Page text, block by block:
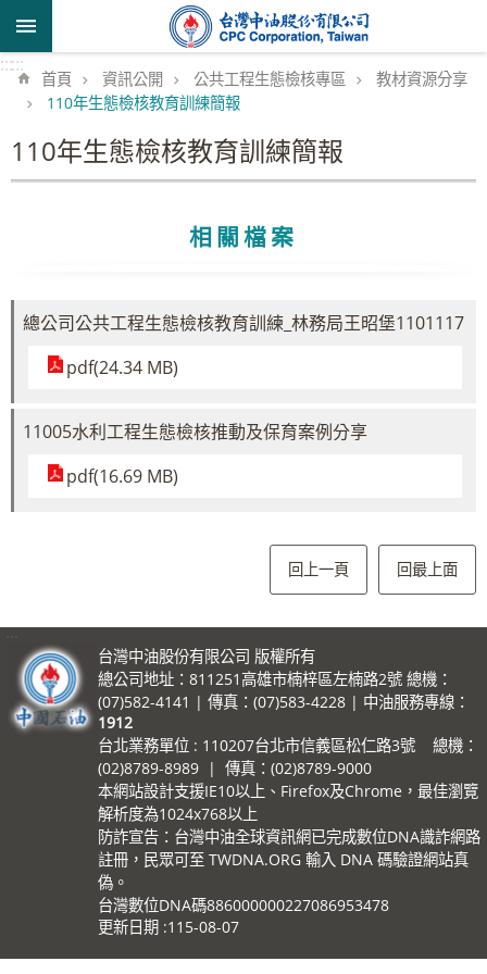
跳到主要內容區塊
::::::
首頁 資訊公開 公共工程生態檢核專區
教材資源分享
110年生態檢核教育訓練簡報
110年生態檢核教育訓練簡報
相關檔案
總公司公共工程生態檢核教育訓練_林務局王昭堡1101117
pdf(24.34 MB)
11005水利工程生態檢核推動及保育案例分享
pdf(16.69 MB)
回上一頁 回最上面
台灣中油股份有限公司 版權所有
總公司地址：811251高雄市楠梓區左楠路2號 總機：
(07)582-4141 | 傳真：(07)583-4228 | 中油服務專線：
1912
台北業務單位 : 110207台北市信義區松仁路3號 總機：
(02)8789-8989 | 傳真：(02)8789-9000
本網站設計支援IE10以上、Firefox及Chrome，最佳瀏覽
解析度為1024x768以上
防詐宣告：台灣中油全球資訊網已完成數位DNA識詐網路
註冊，民眾可至 TWDNA.ORG 輸入 DNA 碼驗證網站真
偽。
台灣數位DNA碼886000000227086953478
更新日期 115-08-07